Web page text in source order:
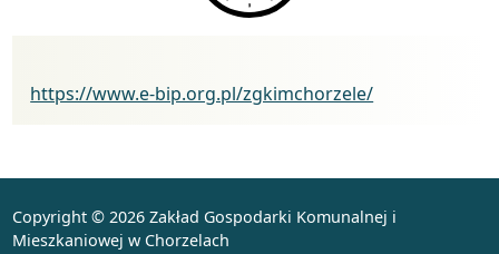
https://www.e-bip.org.pl/zgkimchorzele/
Copyright © 2026 Zakład Gospodarki Komunalnej i
Mieszkaniowej w Chorzelach